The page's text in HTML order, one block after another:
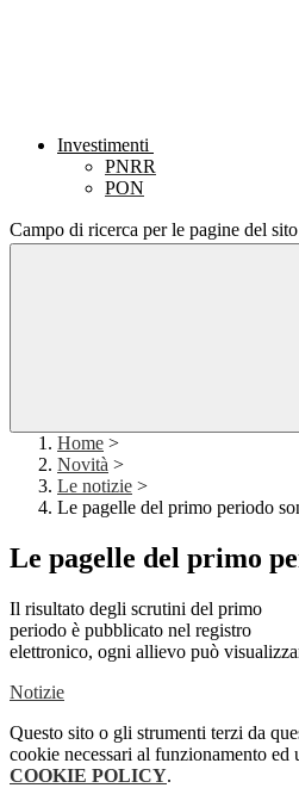
Investimenti
PNRR
PON
Campo di ricerca per le pagine del sito
Home >
Novità >
Le notizie >
Le pagelle del primo periodo
Le pagelle del primo
Il risultato degli scrutini del primo
periodo è pubblicato nel registro
elettronico, ogni allievo può
Notizie
Questo sito o gli strumenti terzi da
cookie necessari al funzionamento
COOKIE POLICY.